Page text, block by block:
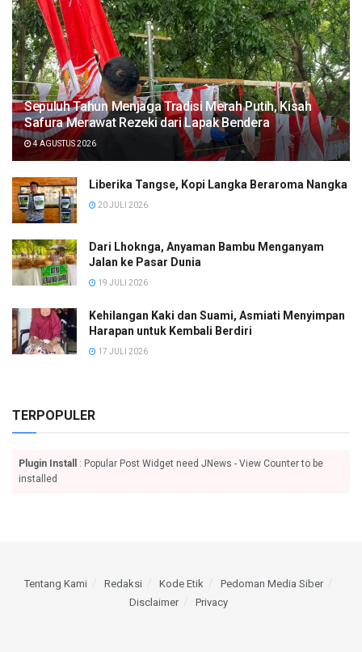
Sepuluh Tahun Menjaga Tradisi Merah Putih, Kisah
Safura Merawat Rezeki dari Lapak Bendera
4 AGUSTUS 2026
Liberika Tangse, Kopi Langka Beraroma Nangka
20 JULI 2026
Dari Lhoknga, Anyaman Bambu Menganyam
Jalan ke Pasar Dunia
19 JULI 2026
Kehilangan Kaki dan Suami, Asmiati Menyimpan
Harapan untuk Kembali Berdiri
17 JULI 2026
TERPOPULER
Plugin Install
: Popular Post Widget need JNews - View Counter to be
installed
Tentang Kami Redaksi Kode Etik
Pedoman Media Siber
Disclaimer
Privacy